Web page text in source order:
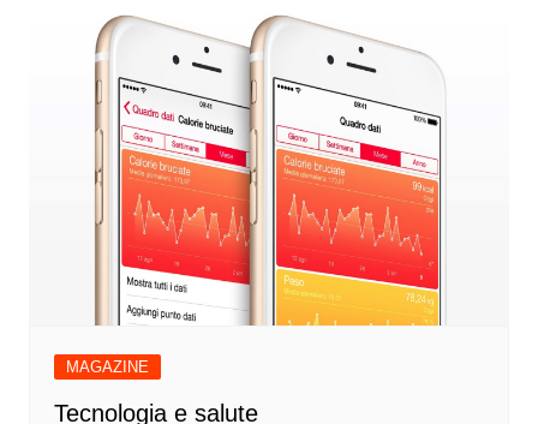
MAGAZINE
Tecnologia e salute